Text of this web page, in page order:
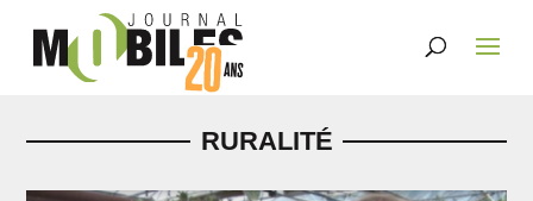
RURALITÉ